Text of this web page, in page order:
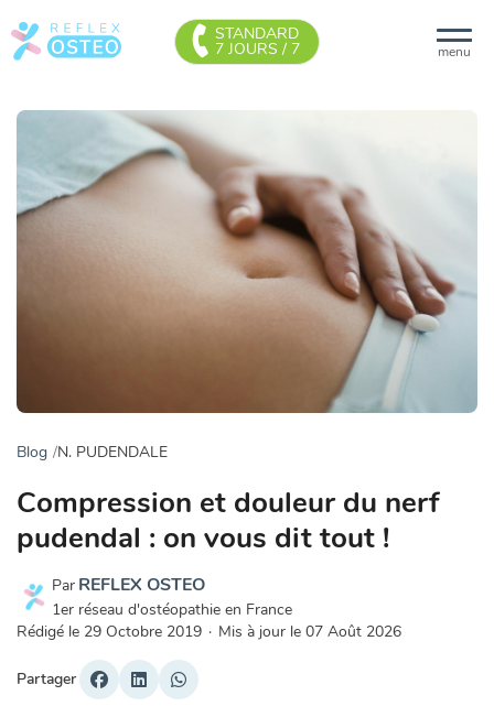
menu
STANDARD
7 JOURS / 7
Blog N. PUDENDALE
Compression et douleur du nerf
pudendal : on vous dit tout !
Par REFLEX OSTEO
1er réseau d'ostéopathie en France
Rédigé le 29 Octobre 2019 · Mis à jour le 07 Août 2026
Partager